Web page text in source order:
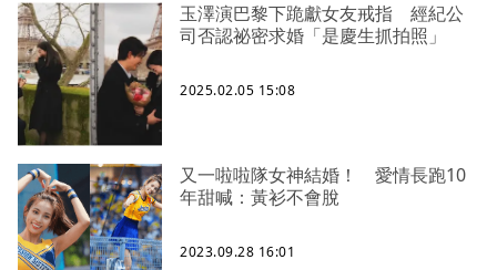
玉澤演巴黎下跪獻女友戒指 經紀公
司否認祕密求婚「是慶生抓拍照」
2025.02.05 15:08
又一啦啦隊女神結婚！ 愛情長跑10
年甜喊：黃衫不會脫
2023.09.28 16:01